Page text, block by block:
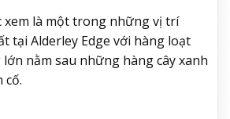
xem là một trong những vị trí
tại Alderley Edge với hàng loạt
nằm sau những hàng cây xanh
cố.